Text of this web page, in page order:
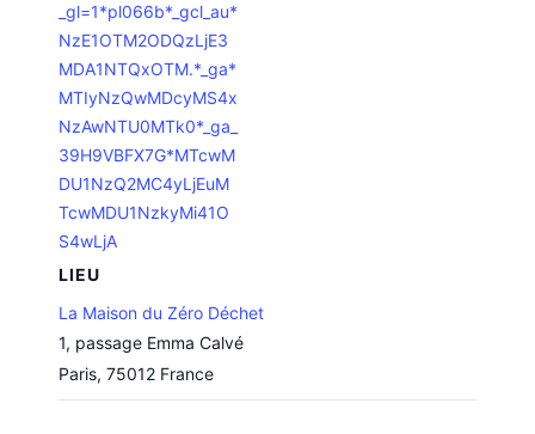
_gl=1*pl066b*_gcl_au*
NzE1OTM2ODQzLjE3
MDA1NTQxOTM.*_ga*
MTIyNzQwMDcyMS4x
NzAwNTU0MTk0*_ga_
39H9VBFX7G*MTcwM
DU1NzQ2MC4yLjEuM
TcwMDU1NzkyMi41O
S4wLjA
LIEU
La Maison du Zéro Déchet
1, passage Emma Calvé
Paris, 75012 France